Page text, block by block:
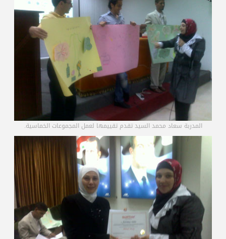
المدربة سعاد محمد السيد تقدم تقييمها لعمل المجموعات الخماسية.